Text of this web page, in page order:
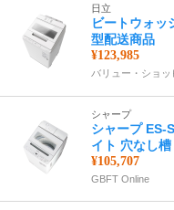
日立
ビートウォ
型配送商品
¥123,985
バリュー・ショッ
シャープ
シャープ ES-
イト 穴なし
¥105,707
GBFT Online